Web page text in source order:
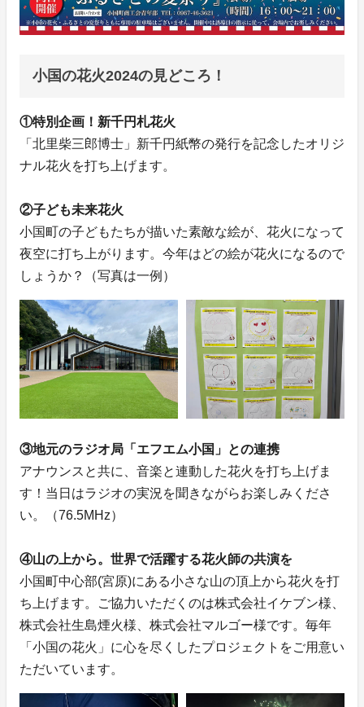
小国の花火2024の見どころ！
①特別企画！新千円札花火
「北里柴三郎博士」新千円紙幣の発行を記念したオリジ
ナル花火を打ち上げます。
②子ども未来花火
小国町の子どもたちが描いた素敵な絵が、花火になって
夜空に打ち上がります。今年はどの絵が花火になるので
しょうか？（写真は一例）
③地元のラジオ局「エフエム小国」との連携
アナウンスと共に、音楽と連動した花火を打ち上げま
す！当日はラジオの実況を聞きながらお楽しみくださ
い。（76.5MHz）
④山の上から。世界で活躍する花火師の共演を
小国町中心部(宮原)にある小さな山の頂上から花火を打
ち上げます。ご協力いただくのは株式会社イケブン様、
株式会社生島煙火様、株式会社マルゴー様です。毎年
「小国の花火」に心を尽くしたプロジェクトをご用意い
ただいています。